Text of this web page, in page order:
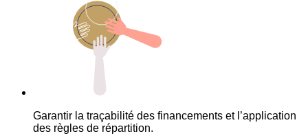
Garantir la traçabilité des financements et l’application
des règles de répartition.